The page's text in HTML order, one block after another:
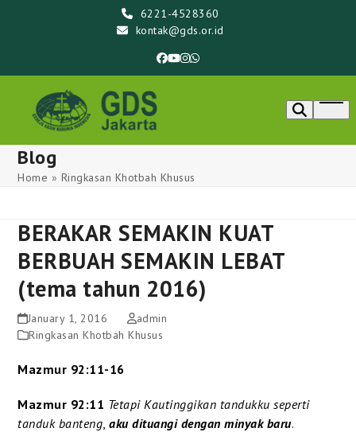
6221-4528360
kontak@gds.or.id
Facebook
YouTube
Instagram
Whatsapp
Blog
Home » Ringkasan Khotbah Khusus
BERAKAR SEMAKIN KUAT
BERBUAH SEMAKIN LEBAT
(tema tahun 2016)
January 1, 2016
admin
Ringkasan Khotbah Khusus
Mazmur 92:11-16
Mazmur 92:11 Tetapi Kautinggikan tandukku seperti
tanduk banteng ,aku dituangi dengan minyak baru.